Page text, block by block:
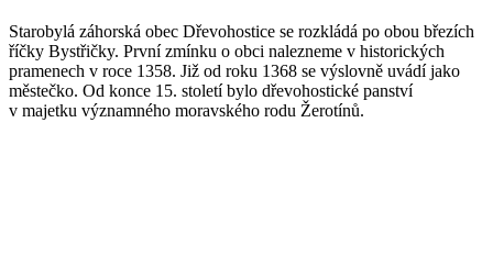
Starobylá záhorská obec Dřevohostice se rozkládá po obou březích
říčky Bystřičky. První zmínku o obci nalezneme v historických
pramenech v roce 1358. Již od roku 1368 se výslovně uvádí jako
městečko. Od konce 15. století bylo dřevohostické panství
v majetku významného moravského rodu Žerotínů.